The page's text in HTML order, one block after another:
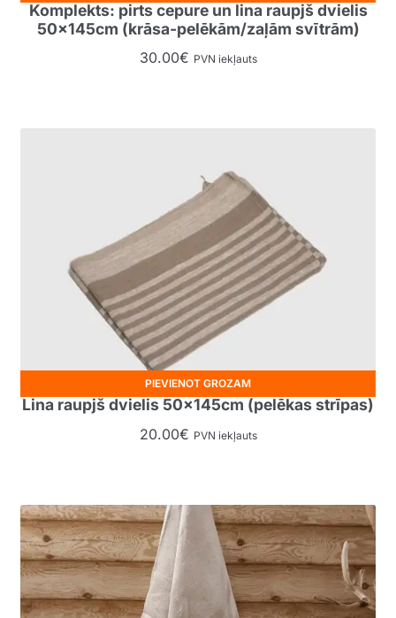
Komplekts: pirts cepure un lina raupjš dvielis
50x145cm (krāsa-pelēkām/zaļām svītrām)
30.00€ PVN iekļauts
Lina raupjš dvielis 50x145cm (pelēkas strīpas)
20.00€ PVN iekļauts
PIEVIENOT GROZAM